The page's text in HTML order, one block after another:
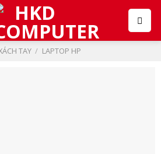
TAY / LAPTOP HP